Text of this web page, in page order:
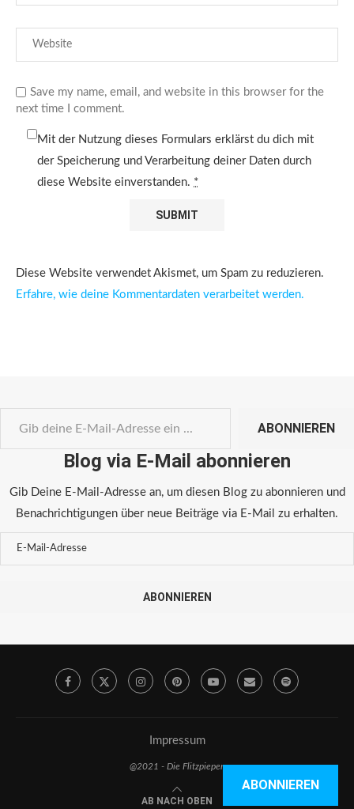
Save my name, email, and website in this browser for the
next time I comment.
Mit der Nutzung dieses Formulars erklärst du dich mit
der Speicherung und Verarbeitung deiner Daten durch
diese Website einverstanden. *
Diese Website verwendet Akismet, um Spam zu reduzieren.
Erfahre, wie deine Kommentardaten verarbeitet werden.
ABONNIEREN
Blog via E-Mail abonnieren
Gib Deine E-Mail-Adresse an, um diesen Blog zu abonnieren und
Benachrichtigungen über neue Beiträge via E-Mail zu erhalten.
ABONNIEREN
Impressum
@2021 - Die Flitzpiepen
AB NACH OBEN
ABONNIEREN